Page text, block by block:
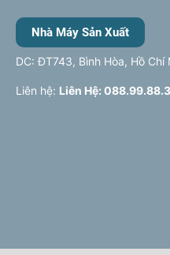
Nhà Máy Sản Xuất
DC: ĐT743, Bình Hòa, Hồ Chí
Liên hệ: Liên Hệ: